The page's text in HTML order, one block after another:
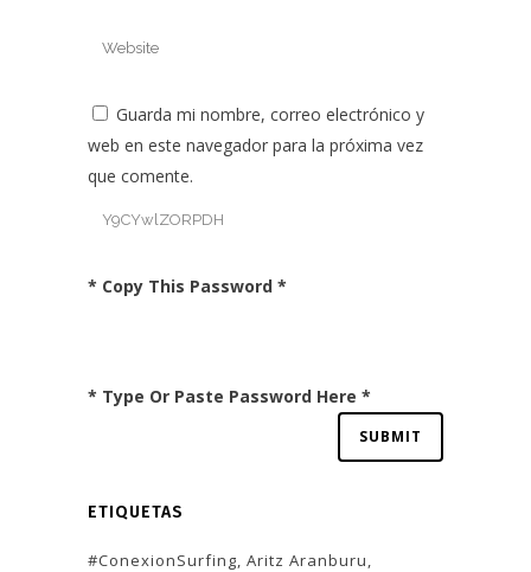
Guarda mi nombre, correo electrónico y
web en este navegador para la próxima vez
que comente.
* Copy This Password *
* Type Or Paste Password Here *
ETIQUETAS
#ConexionSurfing Aritz Aranburu